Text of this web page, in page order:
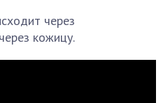
через
кожицу.